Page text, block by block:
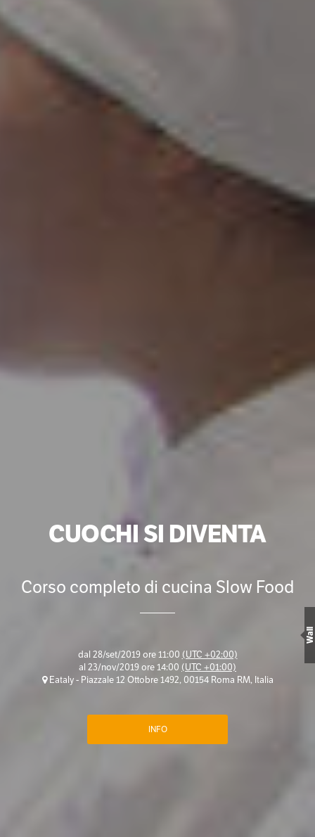
CUOCHI SI DIVENTA
Corso completo di cucina Slow Food
dal 28/set/2019 ore 11:00 (UTC +02:00)
al 23/nov/2019 ore 14:00 (UTC +01:00)
Eataly - Piazzale 12 Ottobre 1492, 00154 Roma RM, Italia
INFO
Wall